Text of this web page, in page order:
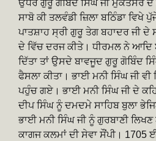
ਉਧਰ ਗੁਰੂ ਗੋਬਿੰਦ ਸਿੰਘ ਜੀ ਮੁਕਤਸਰ
ਸਾਬੋ ਕੀ ਤਲਵੰਡੀ ਜ਼ਿਲਾ ਬਠਿੰਡਾ ਵਿਖੇ
ਪਾਤਸ਼ਾਹ ਸ੍ਰੀ ਗੁਰੂ ਤੇਗ ਬਹਾਦਰ ਜੀ
ਦੇ ਵਿੱਚ ਦਰਜ ਕੀਤੇ। ਧੀਰਮਲ ਨੇ ਆਦਿ
ਦਿੱਤਾ ਤਾਂ ਉਸਦੇ ਬਾਵਜੂਦ ਗੁਰੂ ਗੋਬਿੰਦ
ਫੈਸਲਾ ਕੀਤਾ। ਭਾਈ ਮਨੀ ਸਿੰਘ ਜੀ ਵੀ
ਪਹੁੰਚ ਗਏ। ਭਾਈ ਮਨੀ ਸਿੰਘ ਜੀ ਦੇ
ਦੀਪ ਸਿੰਘ ਨੂੰ ਦਮਦਮੇ ਸਾਹਿਬ ਬੁਲਾ
ਭਾਈ ਮਨੀ ਸਿੰਘ ਜੀ ਨੂੰ ਗੁਰਬਾਣੀ
ਕਾਗਜ ਕਲਮਾਂ ਦੀ ਸੇਵਾ ਸੌਂਪੀ। 1705